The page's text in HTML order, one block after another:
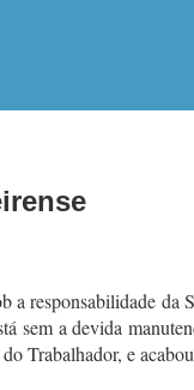
a responsabilidade
a devida
Trabalhador, e